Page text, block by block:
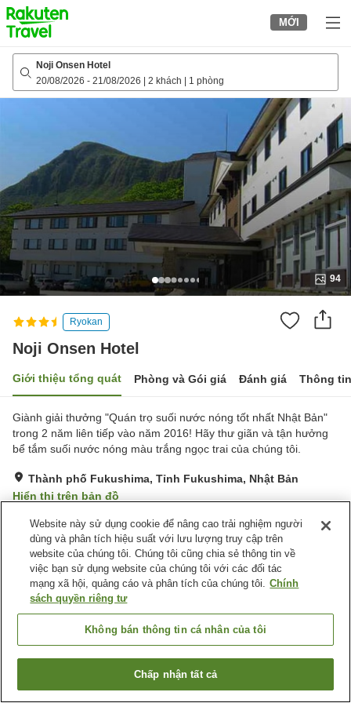
to
top
page
MỚI
Noji Onsen Hotel
20/08/2026 - 21/08/2026 2 khách 1 phòng
94
Ryokan
Noji Onsen Hotel
Giới thiệu tổng quát Phòng và Gói giá Đánh giá Thông
Giành giải thưởng "Quán trọ suối nước nóng tốt nhất Nhật Bản"
trong 2 năm liên tiếp vào năm 2016! Hãy thư giãn và tận hưởng
bể tắm suối nước nóng màu trắng ngọc trai của chúng tôi.
Thành phố Fukushima, Tỉnh Fukushima, Nhật Bản
Hiển thị trên bản đồ
Tuyệt vời Đánh giá:581lượt
Tiện nghi chỗ nghỉ
Bãi đỗ xe
Xông hơi
Spa / Salon
Trang chủ Nhật Bản Tỉnh Fukushima
Thành phố Fukushima
Noji Onsen Hotel
Tìm phòng trống
Website này sử dụng cookie để nâng cao trải nghiệm người
dùng và phân tích hiệu suất với lưu lượng truy cập trên
website của chúng tôi. Chúng tôi cũng chia sẻ thông tin về
việc bạn sử dụng website của chúng tôi với các đối tác
mạng xã hội, quảng cáo và phân tích của chúng tôi. Chính
sách quyền riêng tư
Không bán thông tin cá nhân của tôi
Chấp nhận tất cả